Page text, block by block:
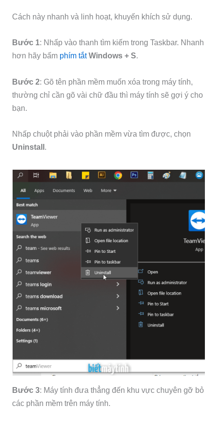
Cách này nhanh và linh hoạt, khuyến khích sử dụng.
Bước 1: Nhấp vào thanh tìm kiếm trong Taskbar. Nhanh
hơn hãy bấm phím tắt Windows + S.
Bước 2: Gõ tên phần mềm muốn xóa trong máy tính,
thường chỉ cần gõ vài chữ đầu thì máy tính sẽ gợi ý cho
bạn.
Nhấp chuột phải vào phần mềm vừa tìm được, chọn
Uninstall.
Bước 3: Máy tính đưa thẳng đến khu vực chuyên gỡ bỏ
các phần mềm trên máy tính.